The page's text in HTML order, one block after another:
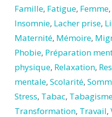
Famille, Fatigue, Femme,
Insomnie, Lacher prise,
Maternité, Mémoire,
Phobie, Préparation
physique, Relaxation,
mentale, Scolarité,
Stress, Tabac,
Transformation, Travail,